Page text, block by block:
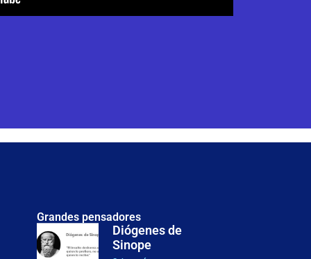
Justicia, dignidad y posibilidades humanas: el enfoque de
Grandes pensadores
Diógenes de
Sinope